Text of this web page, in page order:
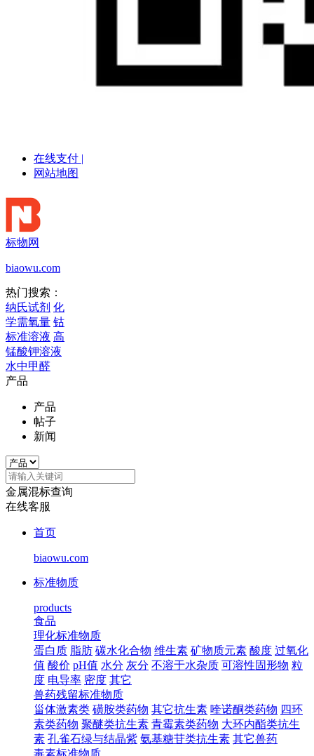
在线支付 |
网站地图
标物网
biaowu.com
热门搜索：
纳氏试剂 化
学需氧量 钴
标准溶液 高
锰酸钾溶液
水中甲醛
产品
产品
帖子
新闻
金属混标查询
在线客服
首页
biaowu.com
标准物质
products
食品
理化标准物质
蛋白质 脂肪 碳水化合物 维生素 矿物质元素 酸度 过氧化
值 酸价 pH值 水分 灰分 不溶于水杂质 可溶性固形物 粒
度 电导率 密度 其它
兽药残留标准物质
甾体激素类 磺胺类药物 其它抗生素 喹诺酮类药物 四环
素类药物 聚醚类抗生素 青霉素类药物 大环内酯类抗生
素 孔雀石绿与结晶紫 氨基糖苷类抗生素 其它兽药
毒素标准物质